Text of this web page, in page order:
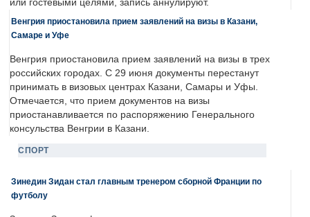
или гостевыми целями, запись аннулируют.
Венгрия приостановила прием заявлений на визы в Казани,
Самаре и Уфе
Венгрия приостановила прием заявлений на визы в трех
российских городах. С 29 июня документы перестанут
принимать в визовых центрах Казани, Самары и Уфы.
Отмечается, что прием документов на визы
приостанавливается по распоряжению Генерального
консульства Венгрии в Казани.
СПОРТ
Зинедин Зидан стал главным тренером сборной Франции по
футболу